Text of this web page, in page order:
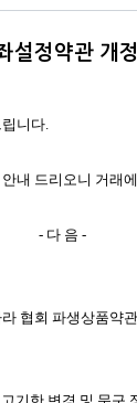
설정약관 개
니다.
내 드리오니 거래
- 다 음 -
협회 파생상품약